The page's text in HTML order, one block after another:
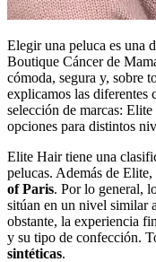
Elegir una peluca es una
Boutique Cáncer de
cómoda, segura y, sobre
explicamos las diferentes
selección de marcas:
opciones para distintos
Elite Hair tiene una
pelucas. Además de
of Paris. Por lo general,
sitúan en un nivel similar
obstante, la experiencia
y su tipo de confección.
sintéticas.